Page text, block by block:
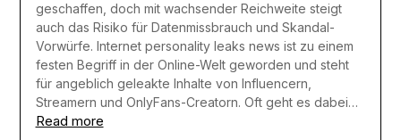
geschaffen, doch mit wachsender Reichweite steigt
auch das Risiko für Datenmissbrauch und Skandal-
Vorwürfe. Internet personality leaks news ist zu einem
festen Begriff in der Online-Welt geworden und steht
für angeblich geleakte Inhalte von Influencern,
Streamern und OnlyFans-Creatorn. Oft geht es dabei…
Read more